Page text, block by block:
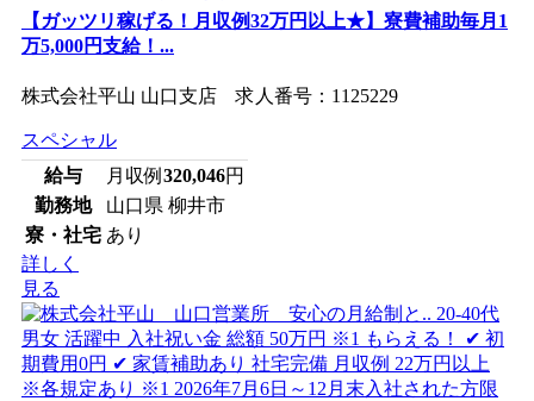
【ガッツリ稼げる！月収例32万円以上★】寮費補助毎月1
万5,000円支給！...
株式会社平山 山口支店 求人番号：1125229
スペシャル
給与
月収例 320,046円
勤務地
山口県 柳井市
寮・社宅 あり
詳しく
見る